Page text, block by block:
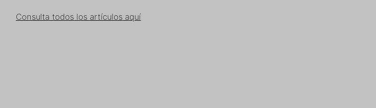
Consulta todos los artículos aquí